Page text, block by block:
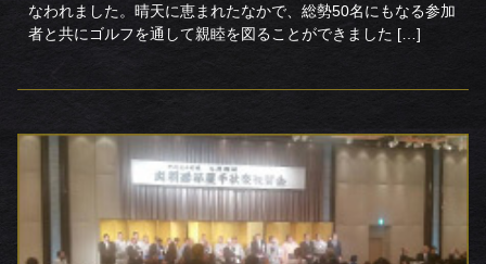
なわれました。晴天に恵まれたなかで、総勢50名にもなる参加
者と共にゴルフを通して親睦を図ることができました […]